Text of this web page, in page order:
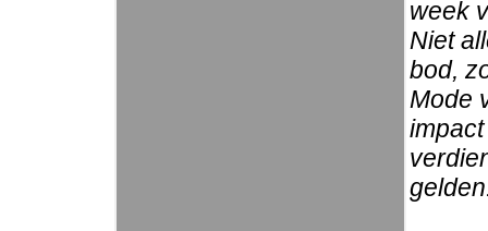
week
Niet
bod,
Mode